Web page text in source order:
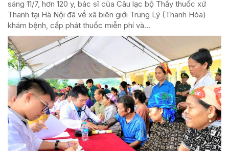
sáng 11/7, hơn 120 y, bác sĩ của Câu lạc bộ Thầy thuốc xứ
Thanh tại Hà Nội đã về xã biên giới Trung Lý (Thanh Hóa)
khám bệnh, cấp phát thuốc miễn phí và...